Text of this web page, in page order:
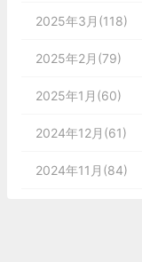
2025年3月(118)
2025年2月(79)
2025年1月(60)
2024年12月(61)
2024年11月(84)